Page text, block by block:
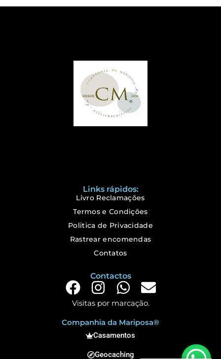
Links rápidos:
Livro Reclamações
Termos e Condições
Politica de Privacidade
Rastrear encomendas
Contatos
Contactos
Visitas por marcação.
Companhia da Mariposa®
Casamentos
Geocaching